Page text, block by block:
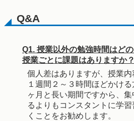
Q&A
Q1. 授業以外の勉強時間はど
授業ごとに課題はありますか？
個人差はありますが、授業
１週間２～３時間ほどかけ
ヶ月と長い期間ですから、
るよりもコンスタントに学
くことをお勧めします。